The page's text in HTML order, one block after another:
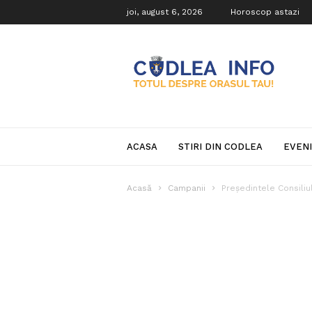
joi, august 6, 2026 Horoscop astazi
Info
ACASA STIRI DIN CODLEA
Acasă Campanii Președintele